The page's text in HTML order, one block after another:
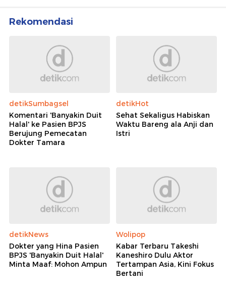
Rekomendasi
detikSumbagsel
Komentari 'Banyakin Duit
Halal' ke Pasien BPJS
Berujung Pemecatan
Dokter Tamara
detikHot
Sehat Sekaligus Habiskan
Waktu Bareng ala Anji dan
Istri
detikNews
Dokter yang Hina Pasien
BPJS 'Banyakin Duit Halal'
Minta Maaf: Mohon Ampun
Wolipop
Kabar Terbaru Takeshi
Kaneshiro Dulu Aktor
Tertampan Asia, Kini Fokus
Bertani